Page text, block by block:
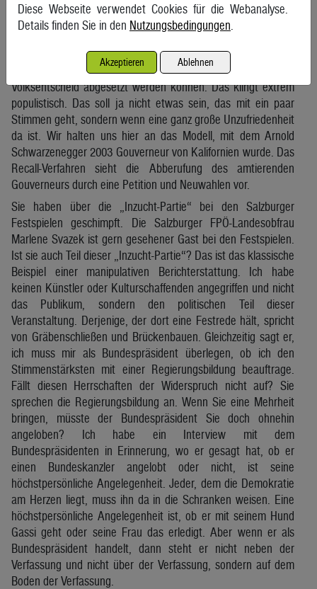
muss es natürlich eine entsprechende Teilnahme an
Wahlberechtigten geben, das ist schon wichtig.Wären Sie
dafür? Ich bin ein klarer Gegner der Todesstrafe.
Laut Ihrem Wahlprogramm sollte die Bundesregierung per
Volksentscheid abgesetzt werden können. Das klingt extrem
populistisch. Das soll ja nicht etwas sein, das mit ein paar
Stimmen geht, sondern wenn eine ganz große Unzufriedenheit
da ist. Wir halten uns hier an das Modell, mit dem Arnold
Schwarzenegger 2003 Gouverneur von Kalifornien wurde. Das
Recall-Verfahren sieht die Abberufung des amtierenden
Gouverneurs durch eine Petition und Neuwahlen vor.
Sie haben über die „Inzucht-Partie“ bei den Salzburger
Festspielen geschimpft. Die Salzburger FPÖ-Landesobfrau
Marlene Svazek ist gern gesehener Gast bei den Festspielen.
Ist sie auch Teil dieser „Inzucht-Partie“? Das ist das klassische
Beispiel einer manipulativen Berichterstattung. Ich habe
keinen Künstler oder Kulturschaffenden angegriffen und nicht
das Publikum, sondern den politischen Teil dieser
Veranstaltung. Derjenige, der dort eine Festrede hält, spricht
von Gräbenschließen und Brückenbauen. Gleichzeitig sagt er,
ich muss mir als Bundespräsident überlegen, ob ich den
Stimmenstärksten mit einer Regierungsbildung beauftrage.
Fällt diesen Herrschaften der Widerspruch nicht auf? Sie
sprechen die Regierungsbildung an. Wenn Sie eine Mehrheit
bringen, müsste der Bundespräsident Sie doch ohnehin
angeloben? Ich habe ein Interview mit dem
Bundespräsidenten in Erinnerung, wo er gesagt hat, ob er
einen Bundeskanzler angelobt oder nicht, ist seine
höchstpersönliche Angelegenheit. Jeder, dem die Demokratie
am Herzen liegt, muss ihn da in die Schranken weisen. Eine
höchstpersönliche Angelegenheit ist, ob er mit seinem Hund
Gassi geht oder seine Frau das erledigt. Aber wenn er als
Bundespräsident handelt, dann steht er nicht neben der
Verfassung und nicht über der Verfassung, sondern auf dem
Boden der Verfassung.
Diese Webseite verwendet Cookies für die Webanalyse.
Details finden Sie in den Nutzungsbedingungen
Akzeptieren Ablehnen